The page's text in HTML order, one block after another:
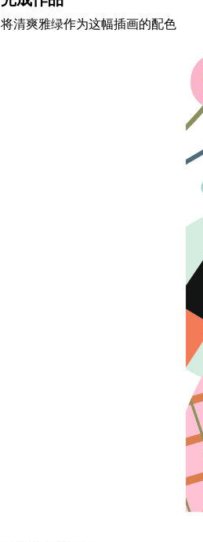
将清爽雅绿作为这幅插画的配色